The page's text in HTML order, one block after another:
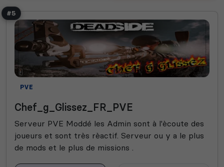
#5
PVE
Chef_g_Glissez_FR_PVE
Serveur PVE Moddé les Admin sont à l'ècoute des
joueurs et sont très rèactif. Serveur ou y a le plus
de mods et le plus de missions .